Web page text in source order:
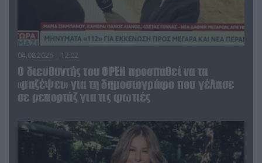
04.08.2026 | 12:02
O διευθυντής του OPEN προσπαθεί να τα
«μαζέψει» για τη δημοσιογράφο που γέλασε
σε ρεπορτάζ για τις φωτιές